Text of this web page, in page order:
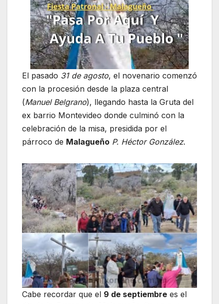
El pasado 31 de agosto, el novenario comenzó
con la procesión desde la plaza central
(Manuel Belgrano), llegando hasta la Gruta del
ex barrio Montevideo donde culminó con la
celebración de la misa, presidida por el
párroco de Malagueño P. Héctor González.
Cabe recordar que el 9 de septiembre es el